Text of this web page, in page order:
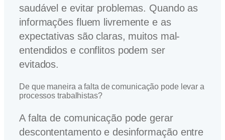
saudável e evitar problemas. Quando as
informações fluem livremente e as
expectativas são claras, muitos mal-
entendidos e conflitos podem ser
evitados.
De que maneira a falta de comunicação pode levar a
processos trabalhistas?
A falta de comunicação pode gerar
descontentamento e desinformação entre